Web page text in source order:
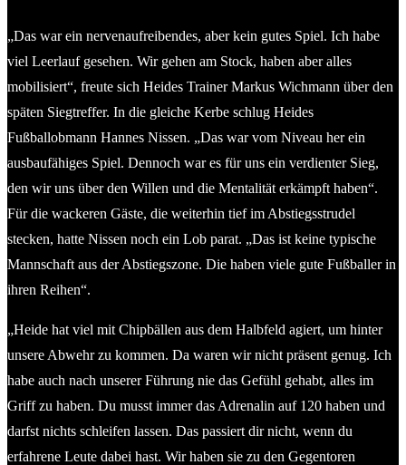
„Das war ein nervenaufreibendes, aber kein gutes Spiel. Ich habe
viel Leerlauf gesehen. Wir gehen am Stock, haben aber alles
mobilisiert“, freute sich Heides Trainer Markus Wichmann über den
späten Siegtreffer. In die gleiche Kerbe schlug Heides
Fußballobmann Hannes Nissen. „Das war vom Niveau her ein
ausbaufähiges Spiel. Dennoch war es für uns ein verdienter Sieg,
den wir uns über den Willen und die Mentalität erkämpft haben“.
Für die wackeren Gäste, die weiterhin tief im Abstiegsstrudel
stecken, hatte Nissen noch ein Lob parat. „Das ist keine typische
Mannschaft aus der Abstiegszone. Die haben viele gute Fußballer in
ihren Reihen“.
„Heide hat viel mit Chipbällen aus dem Halbfeld agiert, um hinter
unsere Abwehr zu kommen. Da waren wir nicht präsent genug. Ich
habe auch nach unserer Führung nie das Gefühl gehabt, alles im
Griff zu haben. Du musst immer das Adrenalin auf 120 haben und
darfst nichts schleifen lassen. Das passiert dir nicht, wenn du
erfahrene Leute dabei hast. Wir haben sie zu den Gegentoren